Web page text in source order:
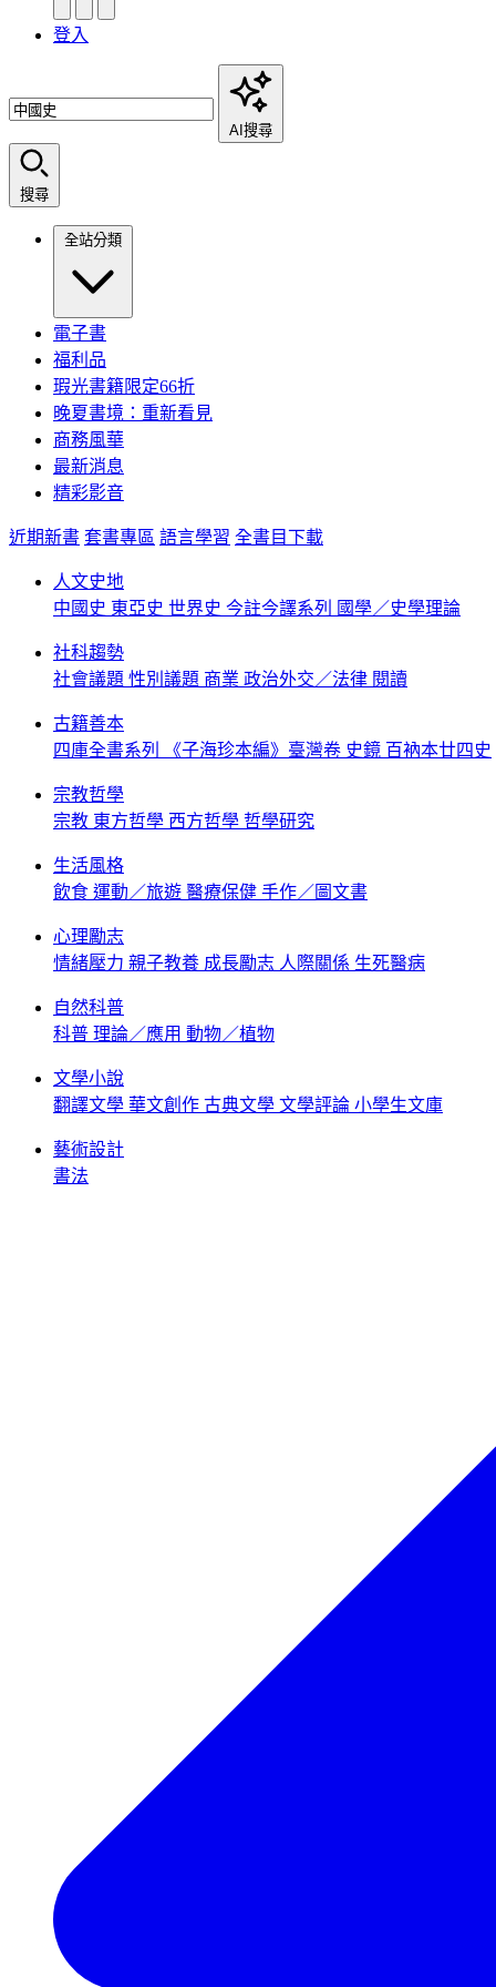
登入
AI搜尋
搜尋
全站分類
電子書
福利品
瑕光書籍限定66折
晚夏書境：重新看見
商務風華
最新消息
精彩影音
近期新書 套書專區 語言學習 全書目下載
人文史地
中國史 東亞史 世界史 今註今譯系列 國學／史學理論
社科趨勢
社會議題 性別議題 商業 政治外交／法律 閱讀
古籍善本
四庫全書系列
《子海珍本編》臺灣卷 史鏡 百衲本廿四史
宗教哲學
宗教 東方哲學 西方哲學 哲學研究
生活風格
飲食 運動／旅遊 醫療保健 手作／圖文書
心理勵志
情緒壓力 親子教養 成長勵志 人際關係 生死醫病
自然科普
科普 理論／應用 動物／植物
文學小說
翻譯文學 華文創作 古典文學 文學評論 小學生文庫
藝術設計
書法